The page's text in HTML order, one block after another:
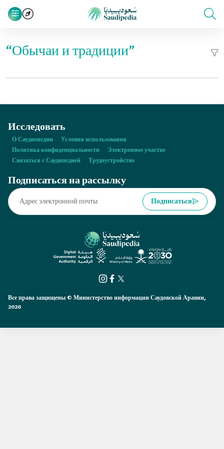
“Обычаи и традиции”
Исследовать
О Саудиопедии
Условия использования
Политика конфиденциальности
Электронное участие
Связаться с Саудипедией
Трудоустройство
Подписаться на рассылку
Подписаться
Все права защищены © Министерство информации Саудовской Аравии,
2026